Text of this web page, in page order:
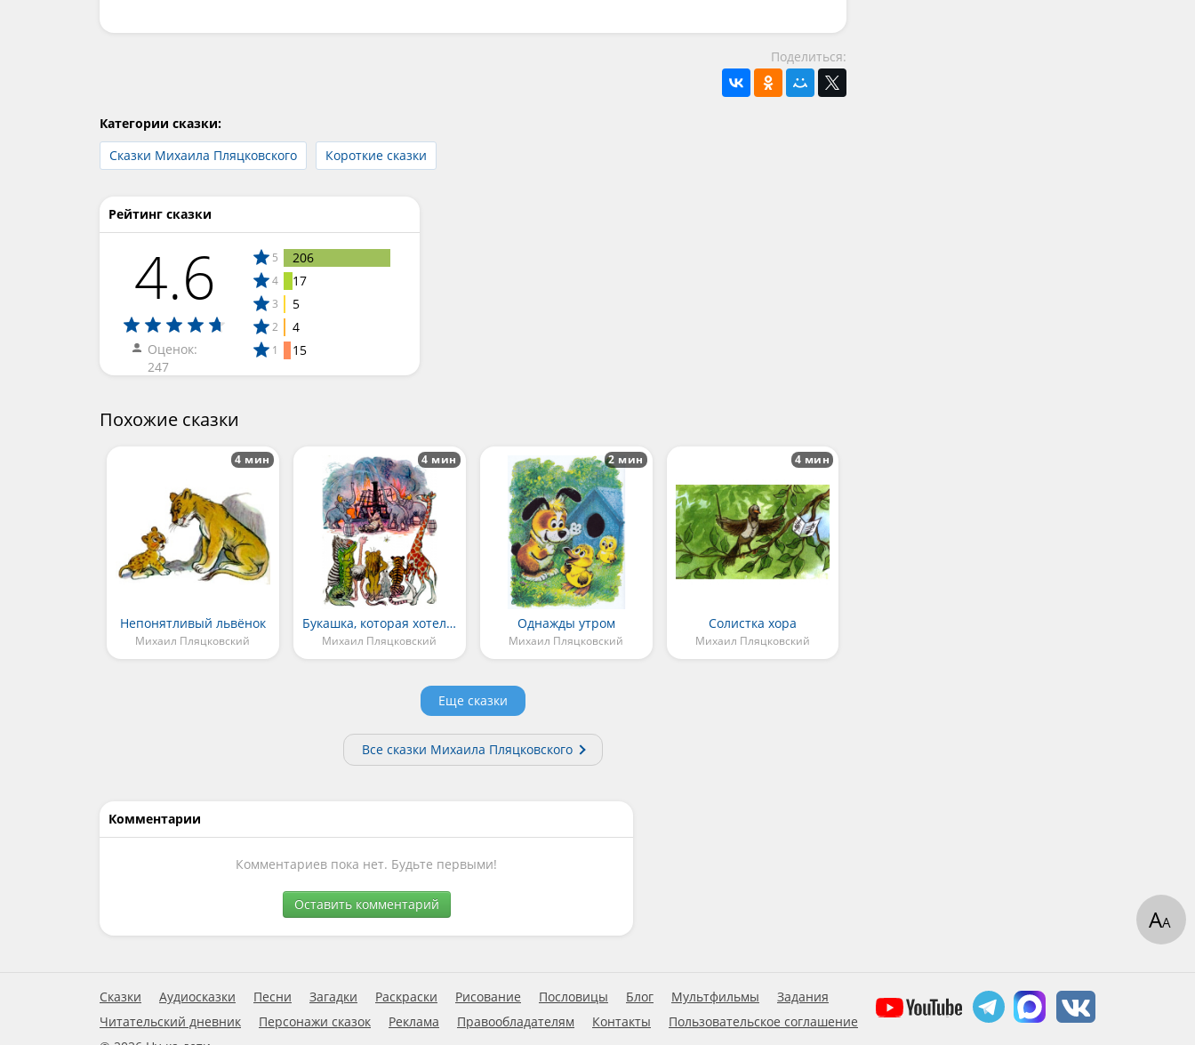
Поделиться:
Категории сказки:
Сказки Михаила Пляцковского
Короткие сказки
Рейтинг сказки
4.6
Оценок:
247
5 206
4 17
3 5
2 4
1 15
Похожие сказки
Непонятливый львёнок
Михаил Пляцковский
4 мин
Букашка, которая хотела стать большой
Михаил Пляцковский
4 мин
Однажды утром
Михаил Пляцковский
2 мин
Солистка хора
Михаил Пляцковский
4 мин
Еще сказки
Все сказки Михаила Пляцковского
Комментарии
Комментариев пока нет. Будьте первыми!
Оставить комментарий
Сказки Аудиосказки Песни Загадки Раскраски Рисование Пословицы Блог Мультфильмы
Задания
Читательский дневник
Персонажи сказок Реклама Правообладателям Контакты
Пользовательское соглашение
АА